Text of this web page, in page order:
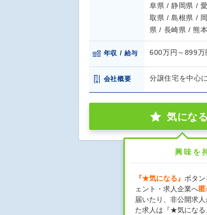
阜県 / 静岡県 /
取県 / 島根県 /
県 / 長崎県 / 熊
年収 / 給与 600万円～899万
会社概要 分譲住宅を中心
気になる
興味を
『★気になる』 ボタ
ェント・求人企業へ匿
届いたり、非公開求
た求人は『★気になる